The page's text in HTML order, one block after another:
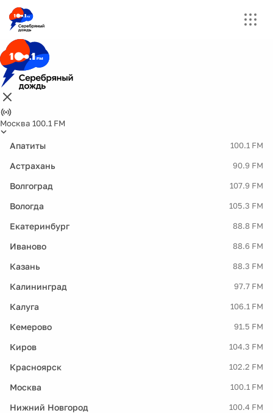
Москва 100.1 FM
Апатиты 100.1 FM
Астрахань 90.9 FM
Волгоград 107.9 FM
Вологда 105.3 FM
Екатеринбург 88.8 FM
Иваново 88.6 FM
Казань 88.3 FM
Калининград 97.7 FM
Калуга 106.1 FM
Кемерово 91.5 FM
Киров 104.3 FM
Красноярск 102.2 FM
Москва 100.1 FM
Нижний Новгород 100.4 FM